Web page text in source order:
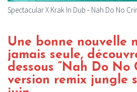
Spectacular X Krak In Dub - Nah Do No
Une bonne nouvelle
jamais seule,
dessous “Nah Do No
version remix jungle